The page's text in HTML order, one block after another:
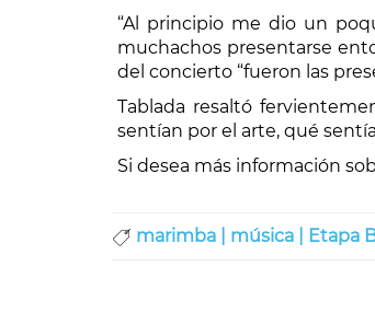
“Al principio me dio un
muchachos presentarse
del concierto “fueron las
Tablada resaltó
sentían por el arte, qué
Si desea más información
marimba | música | Etapa